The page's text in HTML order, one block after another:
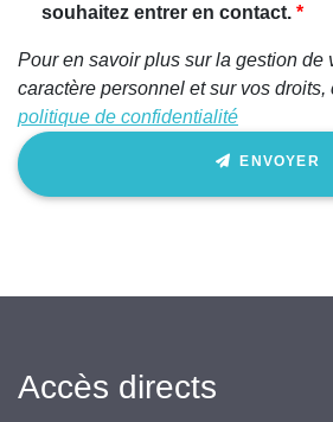
souhaitez entrer en contact.
Pour en savoir plus sur la gestion de
caractère personnel et sur vos droits,
politique de confidentialité
ENVOYER
Accès directs